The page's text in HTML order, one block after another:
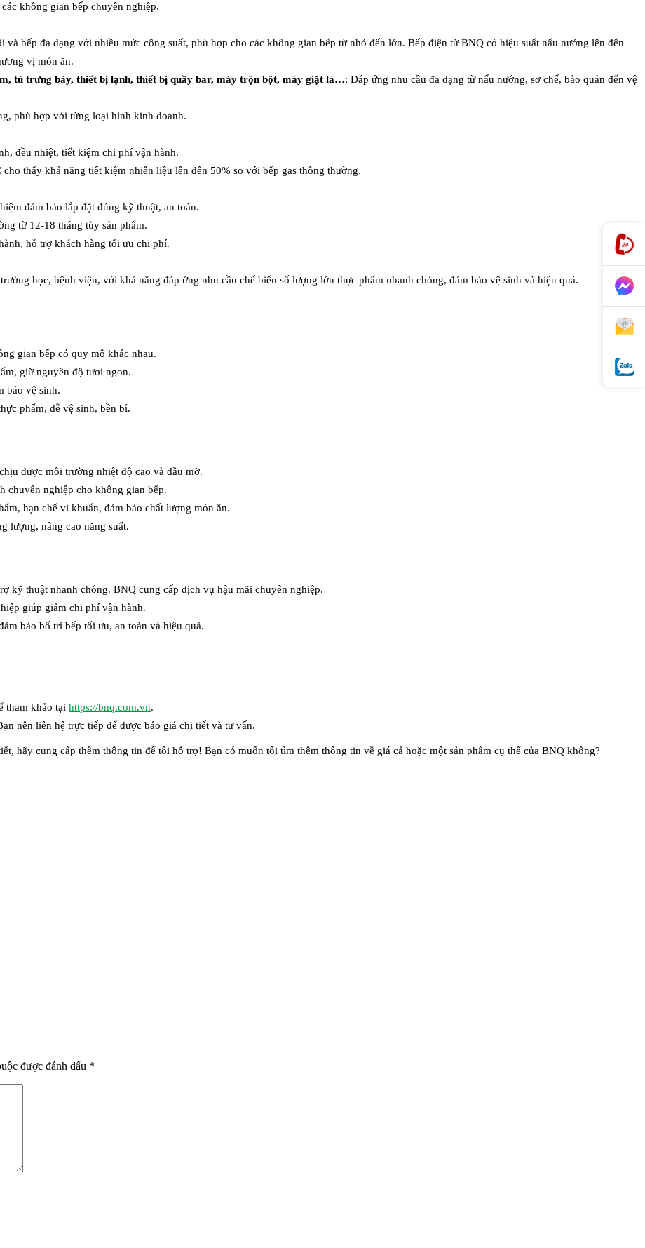
không gian bếp chuyên nghiệp.
và bếp đa dạng với nhiều mức công suất, phù hợp cho các không gian bếp từ nhỏ đến lớn. Bếp điện từ BNQ có hiệu suất nấu nướng lên đến
vị món ăn.
tủ trưng bày, thiết bị lạnh, thiết bị quầy bar, máy trộn bột, máy giặt là…: Đáp ứng nhu cầu đa dạng từ nấu nướng, sơ chế, bảo quản đến vệ
phù hợp với từng loại hình kinh doanh.
đều nhiệt, tiết kiệm chi phí vận hành.
thấy khả năng tiết kiệm nhiên liệu lên đến 50% so với bếp gas thông thường.
đảm bảo lắp đặt đúng kỹ thuật, an toàn.
từ 12-18 tháng tùy sản phẩm.
hỗ trợ khách hàng tối ưu chi phí.
học, bệnh viện, với khả năng đáp ứng nhu cầu chế biến số lượng lớn thực phẩm nhanh chóng, đảm bảo vệ sinh và hiệu quả.
gian bếp có quy mô khác nhau.
giữ nguyên độ tươi ngon.
bảo vệ sinh.
phẩm, dễ vệ sinh, bền bỉ.
được môi trường nhiệt độ cao và dầu mỡ.
chuyên nghiệp cho không gian bếp.
hạn chế vi khuẩn, đảm bảo chất lượng món ăn.
lượng, nâng cao năng suất.
kỹ thuật nhanh chóng. BNQ cung cấp dịch vụ hậu mãi chuyên nghiệp.
giúp giảm chi phí vận hành.
bảo bố trí bếp tối ưu, an toàn và hiệu quả.
tham khảo tại https://bnq.com.vn.
nên liên hệ trực tiếp để được báo giá chi tiết và tư vấn.
hãy cung cấp thêm thông tin để tôi hỗ trợ! Bạn có muốn tôi tìm thêm thông tin về giá cả hoặc một sản phẩm cụ thể của BNQ không?
được đánh dấu *